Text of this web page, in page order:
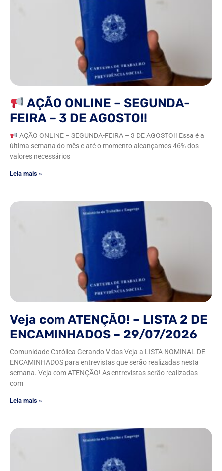
AÇÃO ONLINE – SEGUNDA-
FEIRA – 3 DE AGOSTO!!
AÇÃO ONLINE – SEGUNDA-FEIRA – 3 DE AGOSTO!! Essa é a
última semana do mês e até o momento alcançamos 46% dos
valores necessários
Leia mais »
Veja com ATENÇÃO! – LISTA 2 DE
ENCAMINHADOS – 29/07/2026
Comunidade Católica Gerando Vidas Veja a LISTA NOMINAL DE
ENCAMINHADOS para entrevistas que serão realizadas nesta
semana. Veja com ATENÇÃO! As entrevistas serão realizadas
com
Leia mais »